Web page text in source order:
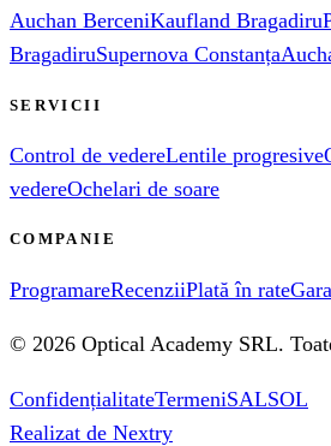
Auchan BerceniKaufland Bragadiru
BragadiruSupernova Constanța
SERVICII
Control de vedereLentile progresive
vedereOchelari de soare
COMPANIE
ProgramareRecenziiPlată în rate
© 2026 Optical Academy SRL.
ConfidențialitateTermeniSALSOL
Realizat de Nextry